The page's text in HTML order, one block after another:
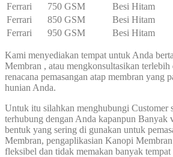
Ferrari
750 GSM Besi Hitam
Ferrari
850 GSM Besi Hitam
Ferrari
950 GSM Besi Hitam
Kami menyediakan tempat untuk Anda
Membran , atau mengkonsultasikan terlebih
renacana pemasangan atap membran yang
hunian Anda.
Untuk itu silahkan menghubungi Customer
terhubung dengan Anda kapanpun Banyak
bentuk yang sering di gunakan untuk
Membran, pengaplikasian Kanopi
fleksibel dan tidak memakan banyak tempat